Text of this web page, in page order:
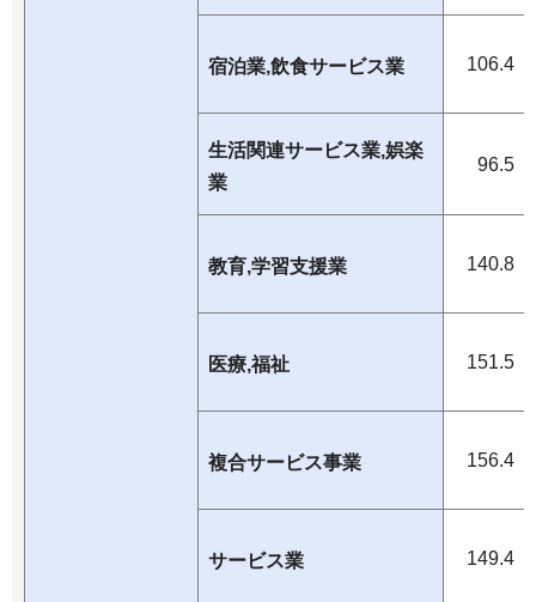
宿泊業,飲食サービス業 106.4
生活関連サービス業,娯楽
業
96.5
教育,学習支援業 140.8
医療,福祉 151.5
複合サービス事業 156.4
サービス業 149.4